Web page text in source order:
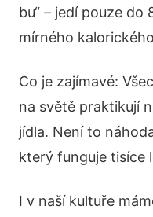
bu“ – jedí pouze
mírného
Co je zajímavé:
na světě praktikují
jídla. Není to
který funguje tisíce
I v naší kultuře